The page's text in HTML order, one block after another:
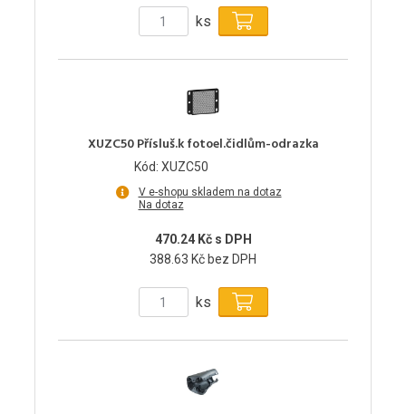
ks
XUZC50 Přísluš.k fotoel.čidlům-odrazka
Kód: XUZC50
V e-shopu skladem na dotaz
Na dotaz
470.24 Kč s DPH
388.63 Kč bez DPH
ks